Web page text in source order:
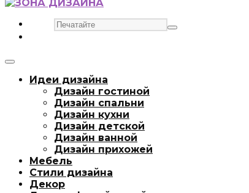
Идеи дизайна
Дизайн гостиной
Дизайн спальни
Дизайн кухни
Дизайн детской
Дизайн ванной
Дизайн прихожей
Мебель
Стили дизайна
Декор